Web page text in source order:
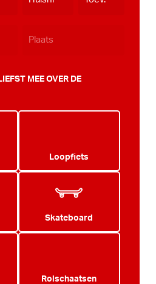
MEE OVER DE
Loopfiets
Skateboard
Rolschaatsen